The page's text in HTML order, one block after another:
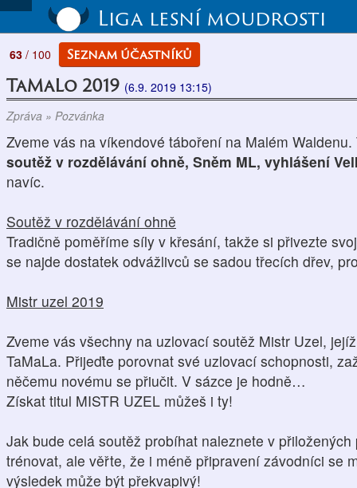
Liga lesní moudrosti
63 / 100 Seznam účastníků
TaMaLo 2019 (6.9. 2019 13:15)
Zpráva » Pozvánka
Zveme vás na víkendové táboření na Malém
soutěž v rozdělávání ohně, Sněm ML, vyhlášení
navíc.
Soutěž v rozdělávání ohně
Tradičně poměříme síly v křesání, takže si přivezte
se najde dostatek odvážlivců se sadou třecích dřev,
Mistr uzel 2019
Zveme vás všechny na uzlovací soutěž Mistr Uzel,
TaMaLa. Přijeďte porovnat své uzlovací schopnosti,
něčemu novému se přiučit. V sázce je hodně…
Získat titul MISTR UZEL můžeš i ty!
Jak bude celá soutěž probíhat naleznete v
trénovat, ale věřte, že i méně připravení závodníci se
výsledek může být překvapivý!